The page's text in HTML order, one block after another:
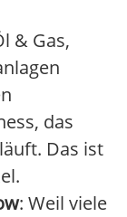
& Gas,
das
Das ist
: Weil viele